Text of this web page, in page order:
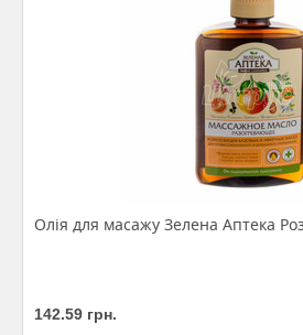
Олія для масажу Зелена Аптека
142.59 грн.